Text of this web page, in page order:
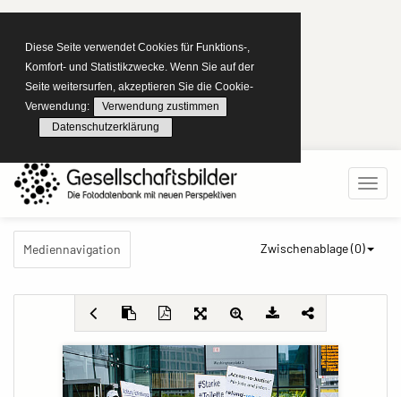
Diese Seite verwendet Cookies für Funktions-,
Komfort- und Statistikzwecke. Wenn Sie auf der
Seite weitersurfen, akzeptieren Sie die Cookie-
Verwendung:
Verwendung zustimmen
Datenschutzerklärung
Mediennavigation Zwischenablage (0)